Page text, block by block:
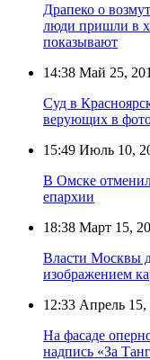
Драпеко о
люди пришли в
показывают
14:38 Май 25,
Суд в
верующих в
15:49 Июль 10,
В Омске
епархии
18:38 Март 15,
Власти Москвы
изображением
12:33 Апрель 15,
На фасаде
надпись «За